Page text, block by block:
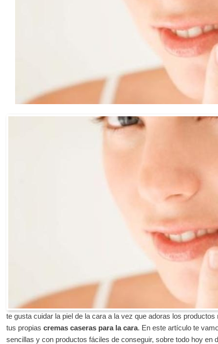
te gusta cuidar la piel de la cara a la vez que adoras los
tus propias cremas caseras para la cara. En este artículo te
sencillas y con productos fáciles de conseguir, sobre todo hoy en